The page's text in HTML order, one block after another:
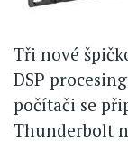
Tři nové
DSP
počítači se
Thunderbolt